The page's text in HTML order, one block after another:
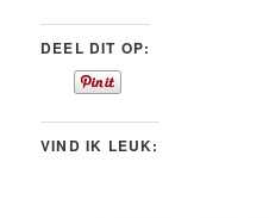
DEEL DIT OP:
VIND IK LEUK: